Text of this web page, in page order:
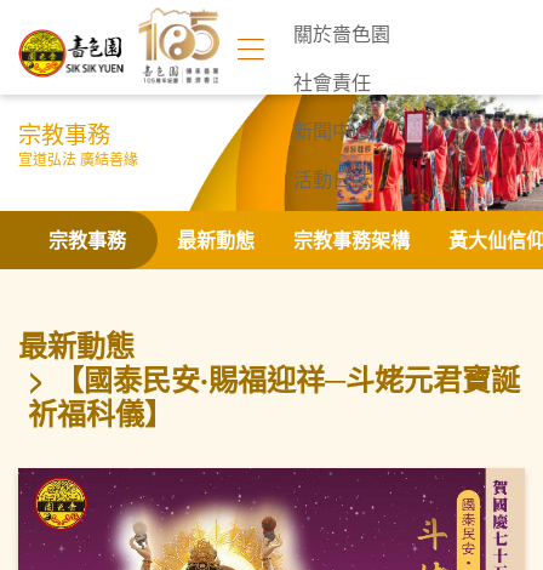
關於嗇色園
社會責任
新聞中心
活動日誌
聯絡我們
宗教事務
宣道弘法 廣結善緣
宗教事務 最新動態 宗教事務架構 黃大仙信
最新動態
【國泰民安‧賜福迎祥─斗姥元君寶誕
祈福科儀】